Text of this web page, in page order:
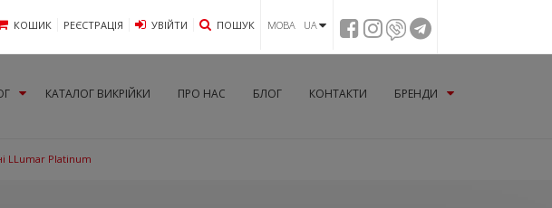
КОШИК РЕЄСТРАЦІЯ УВIЙТИ ПОШУК МОВА UA
КАТАЛОГ ВИКРІЙКИ ПРО НАС БЛОГ КОНТАКТИ БРЕНДИ
LLumar Platinum